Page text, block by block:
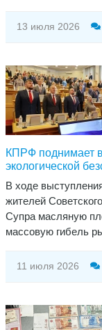
13 июля 2026
КПРФ поднимает
экологической
В ходе
жителей
Супра масляную
массовую гибель
11 июля 2026